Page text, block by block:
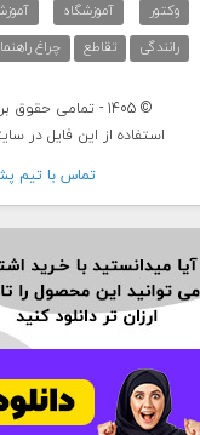
وکتور آموزشگاه
رانندگی
تقاطع چراغ
© 1405 - تمامی حقوق برای میهن طرح محفوظ است.
استفاده از این فایل در
تماس با تيم